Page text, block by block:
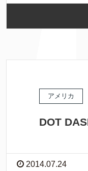
アメリカ
DOT
2014.07.24